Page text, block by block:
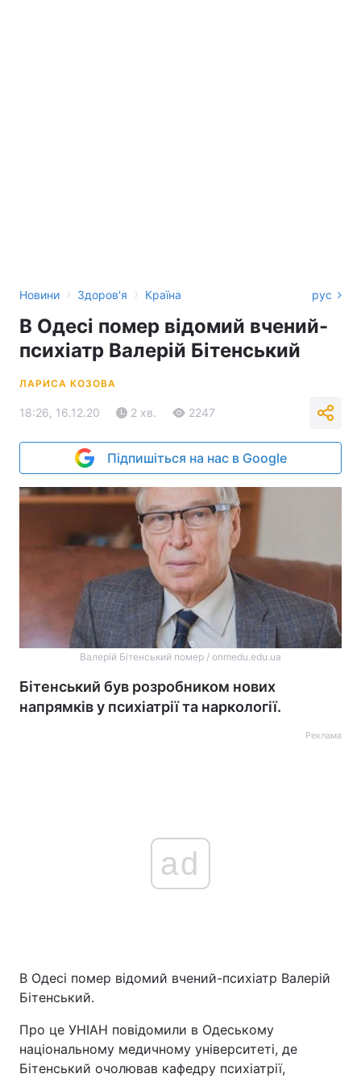
Новини › Здоров'я › Країна рус
В Одесі помер відомий вчений-
психіатр Валерій Бітенський
ЛАРИСА КОЗОВА
18:26, 16.12.20 2 хв. 2247
Підпишіться на нас в Google
Валерій Бітенський помер / onmedu.edu.ua
Бітенський був розробником нових
напрямків у психіатрії та наркології.
Реклама
ad
В Одесі помер відомий вчений-психіатр Валерій
Бітенський.
Про це УНІАН повідомили в Одеському
національному медичному університеті, де
Бітенський очолював кафедру психіатрії,